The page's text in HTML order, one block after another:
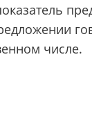
числе.